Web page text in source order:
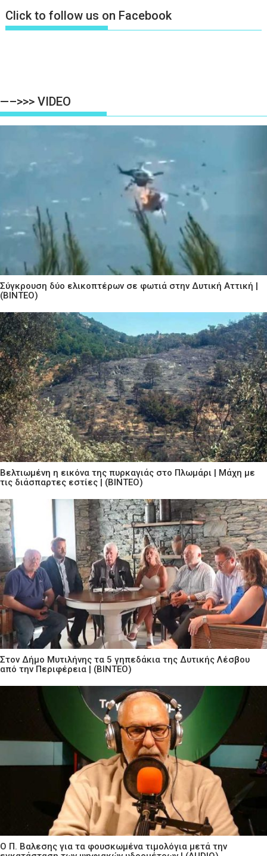
Click to follow us on Facebook
—–>>> VIDEO
Σύγκρουση δύο ελικοπτέρων σε φωτιά στην Δυτική Αττική |
(ΒΙΝΤΕΟ)
Βελτιωμένη η εικόνα της πυρκαγιάς στο Πλωμάρι | Μάχη με
τις διάσπαρτες εστίες | (ΒΙΝΤΕΟ)
Στον Δήμο Μυτιλήνης τα 5 γηπεδάκια της Δυτικής Λέσβου
από την Περιφέρεια | (ΒΙΝΤΕΟ)
Ο Π. Βαλεσης για τα φουσκωμένα τιμολόγια μετά την